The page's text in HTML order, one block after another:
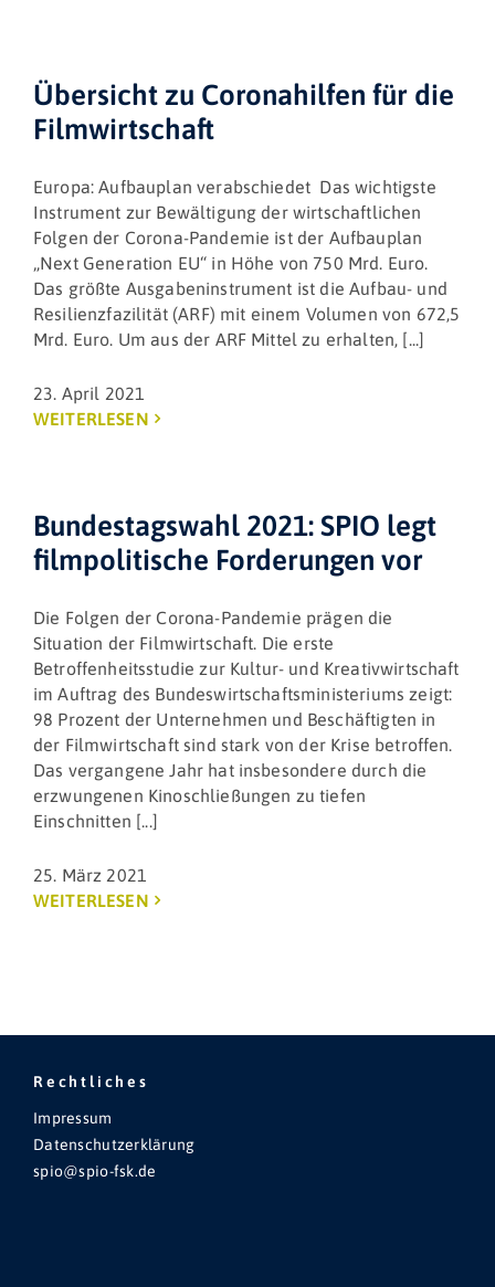
Übersicht zu Coronahilfen für die
Filmwirtschaft
Europa: Aufbauplan verabschiedet Das wichtigste
Instrument zur Bewältigung der wirtschaftlichen
Folgen der Corona-Pandemie ist der Aufbauplan
„Next Generation EU“ in Höhe von 750 Mrd. Euro.
Das größte Ausgabeninstrument ist die Aufbau- und
Resilienzfazilität (ARF) mit einem Volumen von 672,5
Mrd. Euro. Um aus der ARF Mittel zu erhalten, [...]
23. April 2021
WEITERLESEN
Bundestagswahl 2021: SPIO legt
filmpolitische Forderungen vor
Die Folgen der Corona-Pandemie prägen die
Situation der Filmwirtschaft. Die erste
Betroffenheitsstudie zur Kultur- und Kreativwirtschaft
im Auftrag des Bundeswirtschaftsministeriums zeigt:
98 Prozent der Unternehmen und Beschäftigten in
der Filmwirtschaft sind stark von der Krise betroffen.
Das vergangene Jahr hat insbesondere durch die
erzwungenen Kinoschließungen zu tiefen
Einschnitten [...]
25. März 2021
WEITERLESEN
Rechtliches
Impressum
Datenschutzerklärung
spio@spio-fsk.de